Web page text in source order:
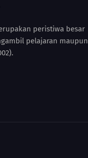
peristiwa besar
pelajaran maupun